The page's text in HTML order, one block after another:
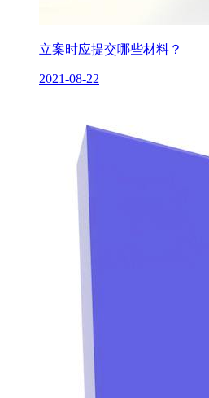
立案时应提交哪些材料？
2021-08-22